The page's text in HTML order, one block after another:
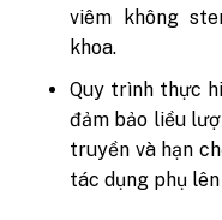
viêm không
khoa.
Quy trình thực
đảm bảo liều
truyền và hạn
tác dụng phụ lên